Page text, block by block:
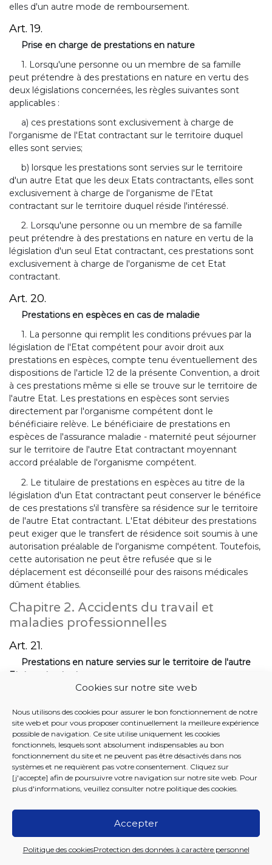
Cookies sur notre site web
Nous utilisons des cookies pour assurer le bon fonctionnement de notre
site web et pour vous proposer continuellement la meilleure expérience
possible de navigation. Ce site utilise uniquement les cookies
fonctionnels, lesquels sont absolument indispensables au bon
fonctionnement du site et ne peuvent pas être désactivés dans nos
systèmes et ne requièrent pas votre consentement. Cliquez sur
[j'accepte] afin de poursuivre votre navigation sur notre site web. Pour
plus d'informations, veuillez consulter notre politique des cookies.
Accepter
Politique des cookiesProtection des données à caractère personnel
elles d'un autre mode de remboursement.
Art. 19.
Prise en charge de prestations en nature
1. Lorsqu'une personne ou un membre de sa famille
peut prétendre à des prestations en nature en vertu des
deux législations concernées, les règles suivantes sont
applicables :
a) ces prestations sont exclusivement à charge de
l'organisme de l'Etat contractant sur le territoire duquel
elles sont servies;
b) lorsque les prestations sont servies sur le territoire
d'un autre Etat que les deux Etats contractants, elles sont
exclusivement à charge de l'organisme de l'Etat
contractant sur le territoire duquel réside l'intéressé.
2. Lorsqu'une personne ou un membre de sa famille
peut prétendre à des prestations en nature en vertu de la
législation d'un seul Etat contractant, ces prestations sont
exclusivement à charge de l'organisme de cet Etat
contractant.
Art. 20.
Prestations en espèces en cas de maladie
1. La personne qui remplit les conditions prévues par la
législation de l'Etat compétent pour avoir droit aux
prestations en espèces, compte tenu éventuellement des
dispositions de l'article 12 de la présente Convention, a droit
à ces prestations même si elle se trouve sur le territoire de
l'autre Etat. Les prestations en espèces sont servies
directement par l'organisme compétent dont le
bénéficiaire relève. Le bénéficiaire de prestations en
espèces de l'assurance maladie - maternité peut séjourner
sur le territoire de l'autre Etat contractant moyennant
accord préalable de l'organisme compétent.
2. Le titulaire de prestations en espèces au titre de la
législation d'un Etat contractant peut conserver le bénéfice
de ces prestations s'il transfère sa résidence sur le territoire
de l'autre Etat contractant. L'Etat débiteur des prestations
peut exiger que le transfert de résidence soit soumis à une
autorisation préalable de l'organisme compétent. Toutefois,
cette autorisation ne peut être refusée que si le
déplacement est déconseillé pour des raisons médicales
dûment établies.
Chapitre 2. Accidents du travail et
maladies professionnelles
Art. 21.
Prestations en nature servies sur le territoire de l'autre
Etat contractant
1. La personne qui, en raison d'un accident du travail ou
d'une maladie professionnelle, a droit aux prestations en
nature conformément à la législation d'un Etat contractant,
bénéficie, en cas de séjour ou de résidence sur le territoire
de l'autre Etat contractant, des prestations en nature.
2. Les prestations en nature sont servies, pour le compte
de l'organisme compétent, par l'organisme du lieu de
séjour ou de résidence selon les dispositions qu'il applique,
Art. 22.
Remboursement des prestations en nature